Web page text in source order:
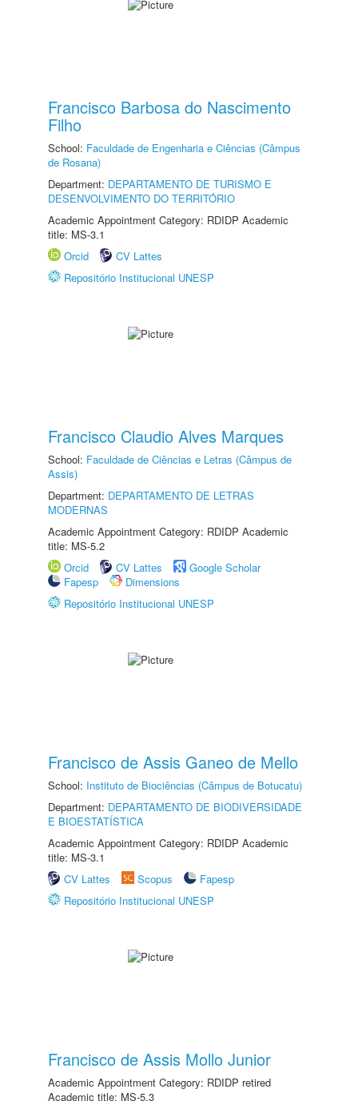
Francisco Barbosa do Nascimento
Filho
School: Faculdade de Engenharia e Ciências (Câmpus
de Rosana)
Department: DEPARTAMENTO DE TURISMO E
DESENVOLVIMENTO DO TERRITÓRIO
Academic Appointment Category: RDIDP Academic
title: MS-3.1
Orcid
CV Lattes
Repositório Institucional UNESP
Francisco Claudio Alves Marques
School: Faculdade de Ciências e Letras (Câmpus de
Assis)
Department: DEPARTAMENTO DE LETRAS
MODERNAS
Academic Appointment Category: RDIDP Academic
title: MS-5.2
Orcid
CV Lattes
Google Scholar
Fapesp
Dimensions
Repositório Institucional UNESP
Francisco de Assis Ganeo de Mello
School: Instituto de Biociências (Câmpus de Botucatu)
Department: DEPARTAMENTO DE BIODIVERSIDADE
E BIOESTATÍSTICA
Academic Appointment Category: RDIDP Academic
title: MS-3.1
CV Lattes
Scopus
Fapesp
Repositório Institucional UNESP
Francisco de Assis Mollo Junior
Academic Appointment Category: RDIDP retired
Academic title: MS-5.3